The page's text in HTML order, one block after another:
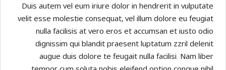
Duis autem vel eum iriure dolor in hendrerit in vulputate
velit esse molestie consequat, vel illum dolore eu feugiat
nulla facilisis at vero eros et accumsan et iusto odio
dignissim qui blandit praesent luptatum zzril delenit
augue duis dolore te feugait nulla facilisi. Nam liber